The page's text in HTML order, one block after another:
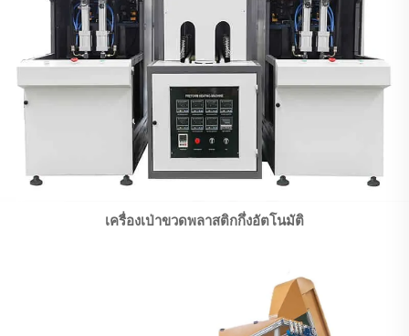
เครื่องเป่าขวดพลาสติกกึ่งอัตโนมัติ